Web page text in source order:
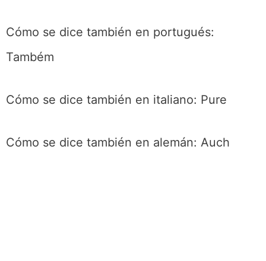
Cómo se dice también en portugués:
Também
Cómo se dice también en italiano: Pure
Cómo se dice también en alemán: Auch